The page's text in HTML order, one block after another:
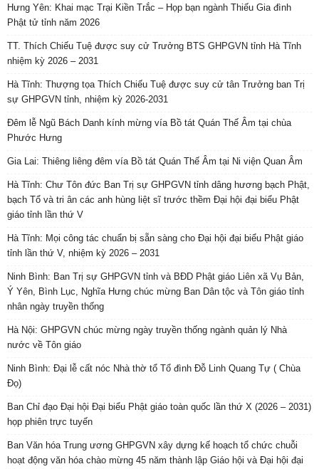
Hưng Yên: Khai mạc Trại Kiền Trắc – Họp bạn ngành Thiếu Gia đình
Phật tử tỉnh năm 2026
TT. Thích Chiếu Tuệ được suy cử Trưởng BTS GHPGVN tỉnh Hà Tĩnh
nhiệm kỳ 2026 – 2031
Hà Tĩnh: Thượng tọa Thích Chiếu Tuệ được suy cử tân Trưởng ban Trị
sự GHPGVN tỉnh, nhiệm kỳ 2026-2031
Đêm lễ Ngũ Bách Danh kính mừng vía Bồ tát Quán Thế Âm tại chùa
Phước Hưng
Gia Lai: Thiêng liêng đêm vía Bồ tát Quán Thế Âm tại Ni viện Quan Âm
Hà Tĩnh: Chư Tôn đức Ban Trị sự GHPGVN tỉnh dâng hương bạch Phật,
bạch Tổ và tri ân các anh hùng liệt sĩ trước thềm Đại hội đại biểu Phật
giáo tỉnh lần thứ V
Hà Tĩnh: Mọi công tác chuẩn bị sẵn sàng cho Đại hội đại biểu Phật giáo
tỉnh lần thứ V, nhiệm kỳ 2026 – 2031
Ninh Bình: Ban Trị sự GHPGVN tỉnh và BĐD Phật giáo Liên xã Vụ Bản,
Ý Yên, Bình Lục, Nghĩa Hưng chúc mừng Ban Dân tộc và Tôn giáo tỉnh
nhân ngày truyền thống
Hà Nội: GHPGVN chúc mừng ngày truyền thống ngành quản lý Nhà
nước về Tôn giáo
Ninh Bình: Đại lễ cất nóc Nhà thờ tổ Tổ đình Đỗ Linh Quang Tự ( Chùa
Đọ)
Ban Chỉ đạo Đại hội Đại biểu Phật giáo toàn quốc lần thứ X (2026 – 2031)
họp phiên trực tuyến
Ban Văn hóa Trung ương GHPGVN xây dựng kế hoạch tổ chức chuỗi
hoạt động văn hóa chào mừng 45 năm thành lập Giáo hội và Đại hội đại